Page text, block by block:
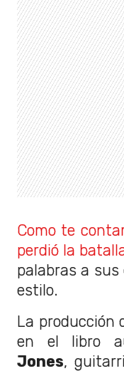
Como te
perdió la
palabras a sus
estilo.
La producción
en el libro
Jones,